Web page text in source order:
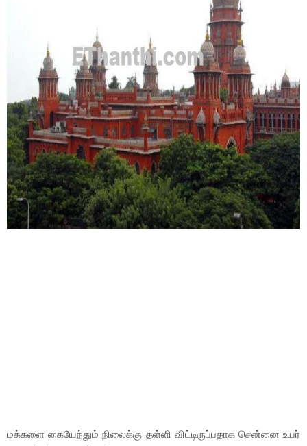
மக்களை கையேந்தும் நிலைக்கு தள்ளி விட்டிருப்பதாக சென்னை உயர்